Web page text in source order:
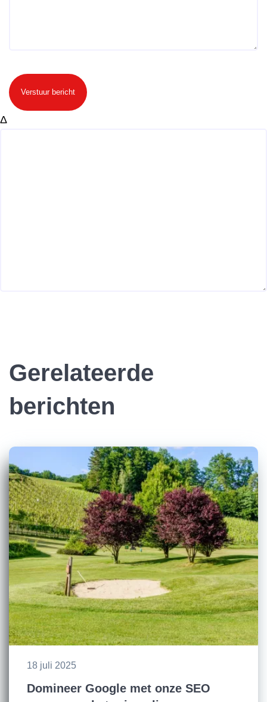
Verstuur bericht
Δ
Gerelateerde
berichten
18 juli 2025
Domineer Google met onze SEO